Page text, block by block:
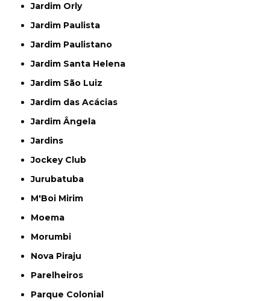
Jardim Orly
Jardim Paulista
Jardim Paulistano
Jardim Santa Helena
Jardim São Luiz
Jardim das Acácias
Jardim Ângela
Jardins
Jockey Club
Jurubatuba
M'Boi Mirim
Moema
Morumbi
Nova Piraju
Parelheiros
Parque Colonial